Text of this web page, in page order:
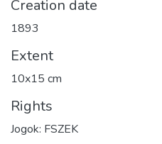
Creation date
1893
Extent
10x15 cm
Rights
Jogok: FSZEK